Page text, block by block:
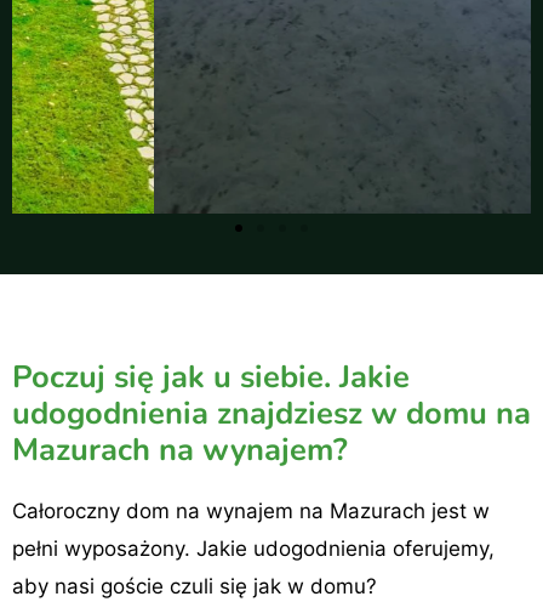
Poczuj się jak u siebie. Jakie
udogodnienia znajdziesz w domu na
Mazurach na wynajem?
Całoroczny dom na wynajem na Mazurach jest w
pełni wyposażony. Jakie udogodnienia oferujemy,
aby nasi goście czuli się jak w domu?